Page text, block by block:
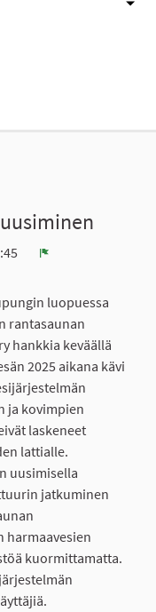
luopuessa
rantasaunan
hankkia keväällä
2025 aikana kävi
ja kovimpien
laskeneet
lattialle.
uusimisella
jatkuminen
harmaavesien
kuormittamatta.